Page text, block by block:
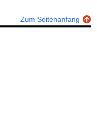
Zum Seitenanfang